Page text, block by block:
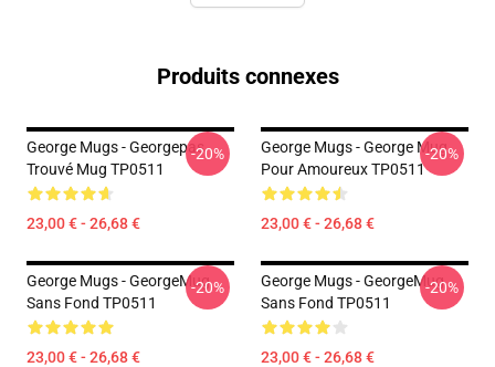
Produits connexes
George Mugs - Georgepas
Trouvé Mug TP0511
23,00 € - 26,68 €
-20%
George Mugs - George Mug
Pour Amoureux TP0511
23,00 € - 26,68 €
-20%
George Mugs - GeorgeMug
Sans Fond TP0511
23,00 € - 26,68 €
-20%
George Mugs - GeorgeMug
Sans Fond TP0511
23,00 € - 26,68 €
-20%